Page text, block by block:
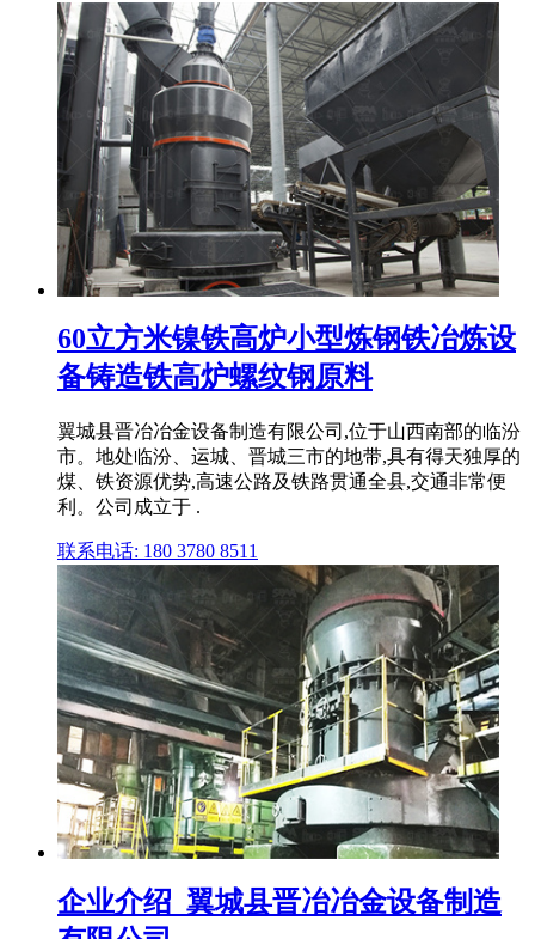
60立方米镍铁高炉小型炼钢铁冶炼设
备铸造铁高炉螺纹钢原料
翼城县晋冶冶金设备制造有限公司,位于山西南部的临汾
市。地处临汾、运城、晋城三市的地带,具有得天独厚的
煤、铁资源优势,高速公路及铁路贯通全县,交通非常便
利。公司成立于 .
联系电话: 180 3780 8511
企业介绍_翼城县晋冶冶金设备制造